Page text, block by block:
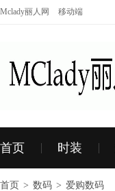
Mclady丽人网 移动端
首页 时装
首页 > 数码 > 爱购数码